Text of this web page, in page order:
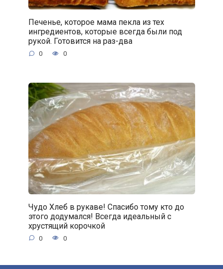
Печенье, которое мама пекла из тех
ингредиентов, которые всегда были под
рукой. Готовится на раз-два
0 0
Чудо Хлеб в рукаве! Спасибо тому кто до
этого додумался! Всегда идеальный с
хрустящий корочкой
0 0